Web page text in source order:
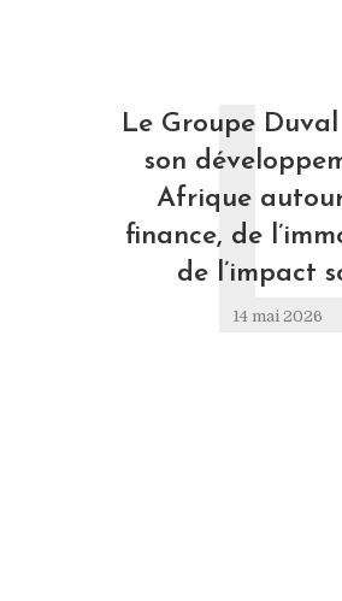
Le Groupe
son
Afrique
finance, de
de l’impact
14 mai 2026